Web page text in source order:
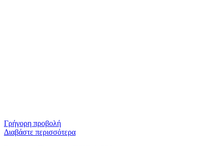
Γρήγορη προβολή
Διαβάστε περισσότερα